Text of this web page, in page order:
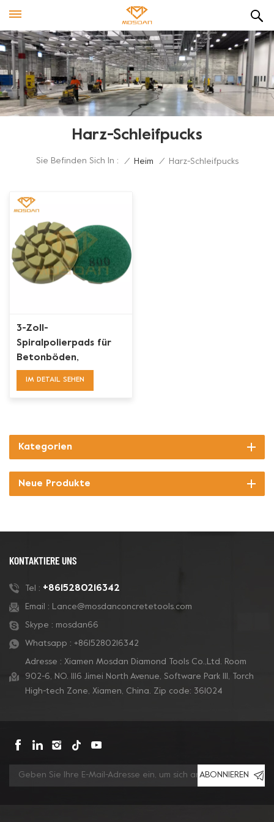
Harz-Schleifpucks
Sie Befinden Sich In : / Heim / Harz-Schleifpucks
3-Zoll-
Spiralpolierpads für
Betonböden,
hochwertige
IM DETAIL SEHEN
Kategorien
Neue Produkte
KONTAKTIERE UNS
Tel : +8615280216342
Email : Lance@mosdanconcretetools.com
Skype : mosdan66
Whatsapp : +8615280216342
Adresse : Xiamen Mosdan Diamond Tools Co.,Ltd. Room
902-6, NO. 1116 Jimei North Avenue, Software Park Ill, Torch
High-tech Zone, Xiamen, China. Zip code: 361024
ABONNIEREN